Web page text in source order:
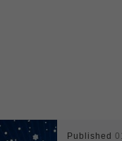
Published